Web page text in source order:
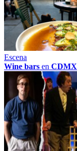
Escena
Wine bars en CDMX